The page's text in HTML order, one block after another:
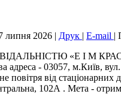
липня 2026 | Друк | E-mail |
«Е I М
адреса - 03057, м.Київ,
від стаціонарних
102А . Мета -